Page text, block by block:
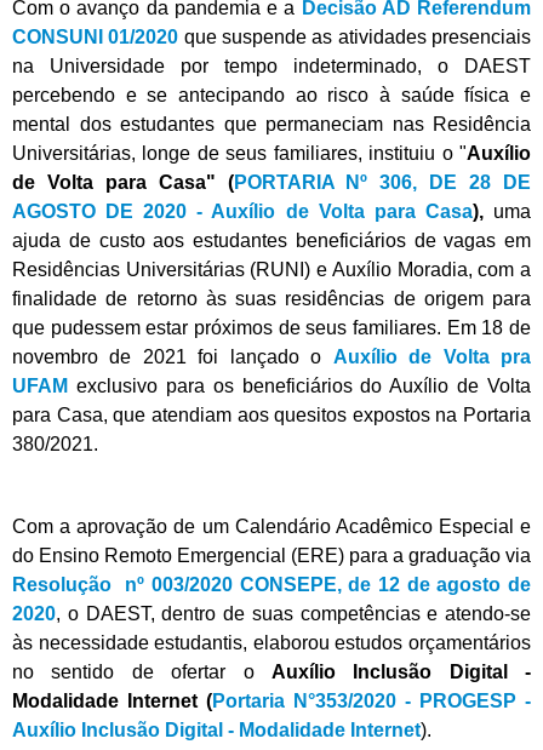
Com o avanço da pandemia e a Decisão AD Referendum
CONSUNI 01/2020 que suspende as atividades presenciais
na Universidade por tempo indeterminado, o DAEST
percebendo e se antecipando ao risco à saúde física e
mental dos estudantes que permaneciam nas Residência
Universitárias, longe de seus familiares, instituiu o "Auxílio
de Volta para Casa" (PORTARIA Nº 306, DE 28 DE
AGOSTO DE 2020 - Auxílio de Volta para Casa),uma
ajuda de custo aos estudantes beneficiários de vagas em
Residências Universitárias (RUNI) e Auxílio Moradia, com a
finalidade de retorno às suas residências de origem para
que pudessem estar próximos de seus familiares. Em 18 de
novembro de 2021 foi lançado o Auxílio de Volta pra
UFAM exclusivo para os beneficiários do Auxílio de Volta
para Casa, que atendiam aos quesitos expostos na Portaria
380/2021.
Com a aprovação de um Calendário Acadêmico Especial e
do Ensino Remoto Emergencial (ERE) para a graduação via
Resolução nº 003/2020 CONSEPE, de 12 de agosto de
2020, o DAEST, dentro de suas competências e atendo-se
às necessidade estudantis, elaborou estudos orçamentários
no sentido de ofertar o Auxílio Inclusão Digital -
Modalidade Internet (Portaria N°353/2020 - PROGESP -
Auxílio Inclusão Digital - Modalidade Internet).